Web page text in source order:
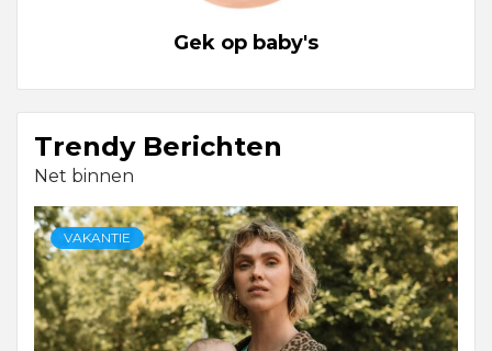
Gek op baby's
Trendy Berichten
Net binnen
VAKANTIE